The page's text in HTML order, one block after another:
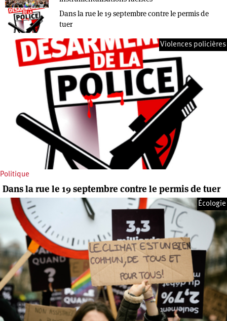
Dans la rue le 19 septembre contre le permis de
tuer
Politique
Violences policières
Dans la rue le 19 septembre contre le permis de tuer
Écologie